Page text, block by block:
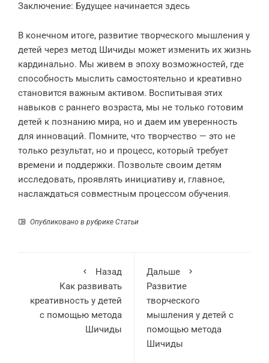
Заключение: Будущее начинается здесь
В конечном итоге, развитие творческого мышления у
детей через метод Шичиды может изменить их жизнь
кардинально. Мы живем в эпоху возможностей, где
способность мыслить самостоятельно и креативно
становится важным активом. Воспитывая этих
навыков с раннего возраста, мы не только готовим
детей к познанию мира, но и даем им уверенность
для инноваций. Помните, что творчество — это не
только результат, но и процесс, который требует
времени и поддержки. Позвольте своим детям
исследовать, проявлять инициативу и, главное,
наслаждаться совместным процессом обучения.
Опубликовано в рубрике Статьи
Назад
Как развивать
креативность у детей
с помощью метода
Шичиды
Дальше
Развитие
творческого
мышления у детей с
помощью метода
Шичиды